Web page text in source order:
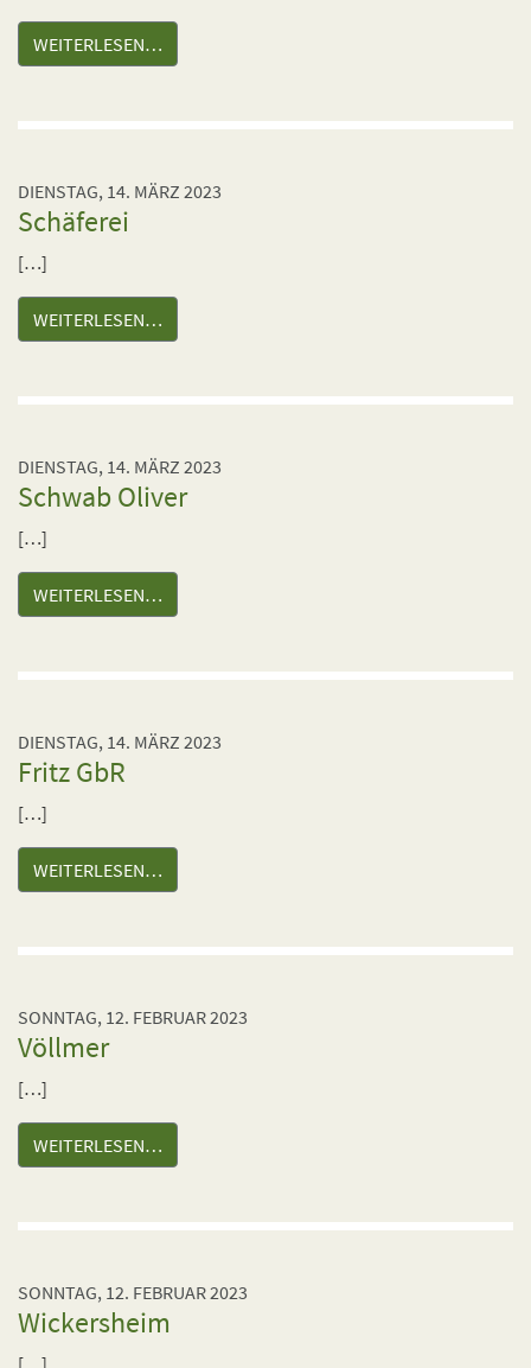
WEITERLESEN…
DIENSTAG, 14. MÄRZ 2023
Schäferei
[…]
WEITERLESEN…
DIENSTAG, 14. MÄRZ 2023
Schwab Oliver
[…]
WEITERLESEN…
DIENSTAG, 14. MÄRZ 2023
Fritz GbR
[…]
WEITERLESEN…
SONNTAG, 12. FEBRUAR 2023
Völlmer
[…]
WEITERLESEN…
SONNTAG, 12. FEBRUAR 2023
Wickersheim
[…]